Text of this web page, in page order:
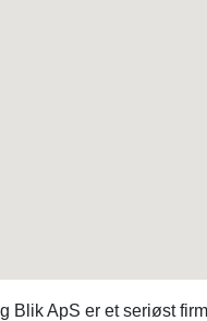
Blik ApS er et seriøst